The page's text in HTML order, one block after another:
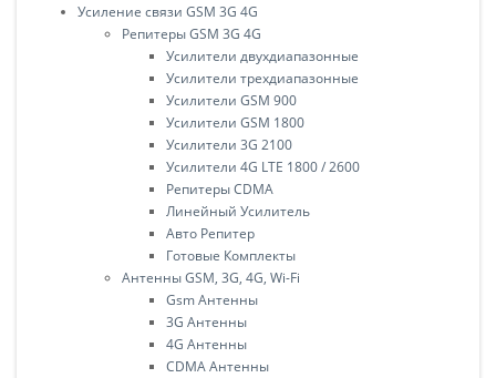
Усиление связи GSM 3G 4G
Репитеры GSM 3G 4G
Усилители двухдиапазонные
Усилители трехдиапазонные
Усилители GSM 900
Усилители GSM 1800
Усилители 3G 2100
Усилители 4G LTE 1800 / 2600
Репитеры CDMA
Линейный Усилитель
Авто Репитер
Готовые Комплекты
Антенны GSM, 3G, 4G, Wi-Fi
Gsm Антенны
3G Антенны
4G Антенны
CDMA Антенны